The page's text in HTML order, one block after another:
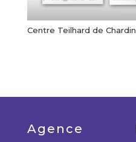
Centre Teilhard de Chardin
Agence